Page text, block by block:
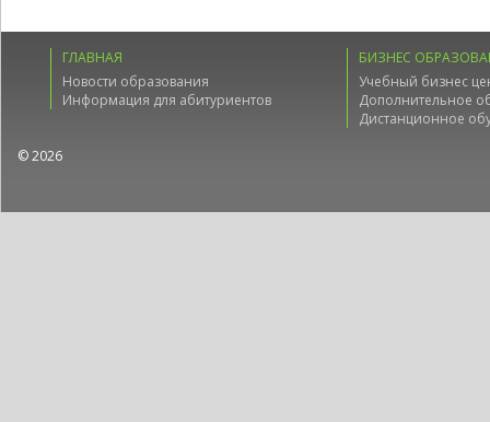
ГЛАВНАЯ
Новости образования
Информация для абитуриентов
БИЗНЕС
Учебный бизнес
Дополнительное
Дистанционное
© 2026